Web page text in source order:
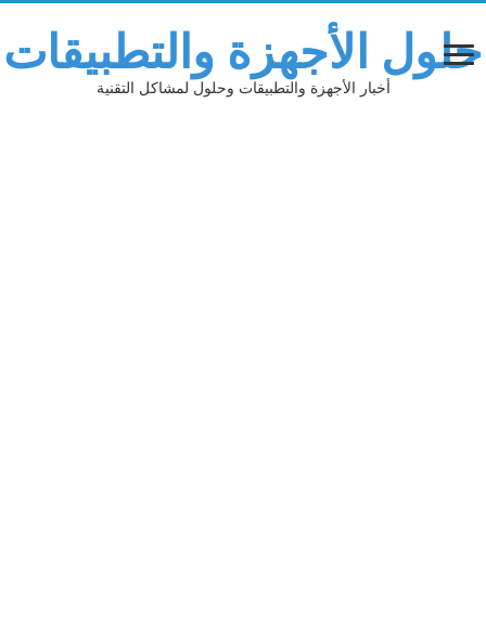
حلول الأجهزة والتطبيقات
أخبار الأجهزة والتطبيقات وحلول لمشاكل التقنية